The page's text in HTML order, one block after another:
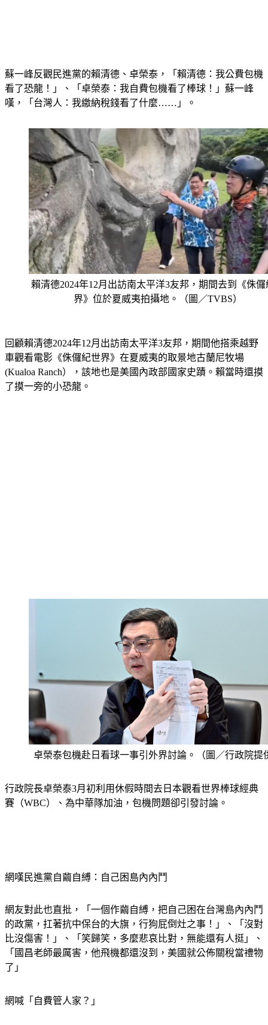
蘇一峰反觀民進黨的賴清德、卓榮泰，「賴清德：我公費包機
看了恐龍！」、「卓榮泰：我自費包機看了棒球！」蘇一峰
嘆，「台灣人：我繳納稅錢看了什麼……」。
賴清德2024年12月出訪南太平洋3友邦，期間去到《侏儸
界》位於夏威夷拍攝地。（圖／TVBS）
回顧賴清德2024年12月出訪南太平洋3友邦，期間他搭乘越野
車觀看電影《侏儸紀世界》在夏威夷的取景地古蘭尼牧場
(Kualoa Ranch），該地也是美國內政部國家史蹟。賴當時還摸
了摸一旁的小恐龍。
卓榮泰包機赴日看球一事引外界討論。（圖／行政院提
行政院長卓榮泰3月初利用休假時間去日本觀看世界棒球經典
賽（WBC）、為中華隊加油，包機問題卻引發討論。
網嘆民進黨自繭自縛：自己困島內內鬥
網友對此也直批，「一個作繭自縛，把自己困在台灣島內內鬥
的政黨，扛著抗中保台的大旗，行狗屁倒灶之事！」、「沒對
比沒傷害！」、「笑歸笑，多麼悲哀比對，無能還有人挺」、
「國昌老師最厲害，他飛機都還沒到，美國就公佈關稅當禮物
了」
網喊「自費管人家？」